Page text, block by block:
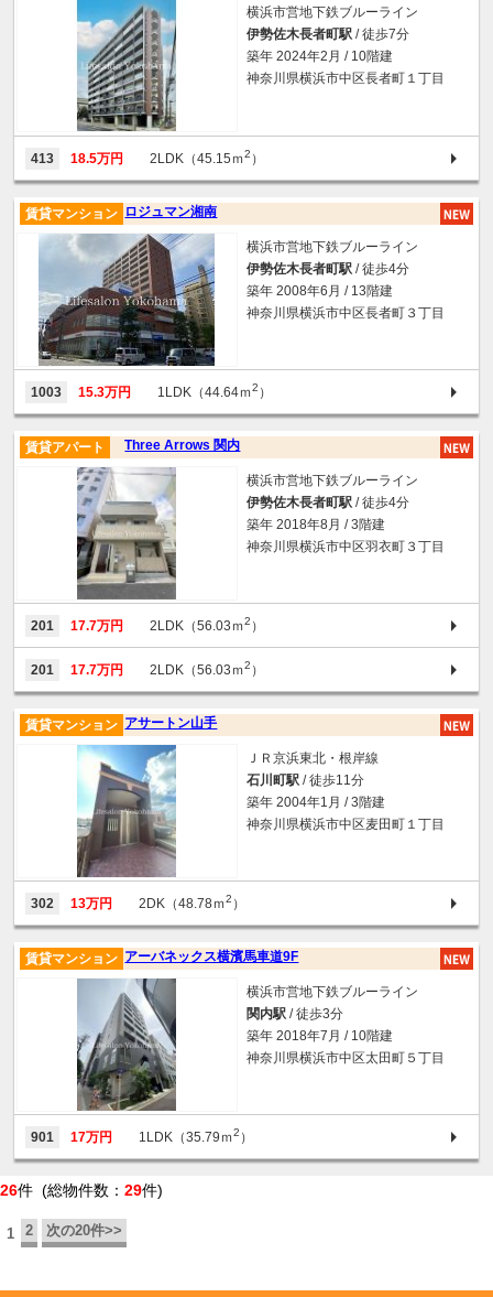
横浜市営地下鉄ブルーライン
伊勢佐木長者町駅 / 徒歩7分
築年 2024年2月 / 10階建
神奈川県横浜市中区長者町１丁目
413 18.5万円 2LDK（45.15ｍ2 ）
ロジュマン湘南
賃貸マンション
横浜市営地下鉄ブルーライン
伊勢佐木長者町駅 / 徒歩4分
築年 2008年6月 / 13階建
神奈川県横浜市中区長者町３丁目
1003 15.3万円 1LDK（44.64ｍ2 ）
Three Arrows 関内
賃貸アパート
横浜市営地下鉄ブルーライン
伊勢佐木長者町駅 / 徒歩4分
築年 2018年8月 / 3階建
神奈川県横浜市中区羽衣町３丁目
201 17.7万円 2LDK（56.03ｍ2 ）
201 17.7万円 2LDK（56.03ｍ2 ）
アサートン山手
賃貸マンション
ＪＲ京浜東北・根岸線
石川町駅 / 徒歩11分
築年 2004年1月 / 3階建
神奈川県横浜市中区麦田町１丁目
302 13万円 2DK（48.78ｍ2 ）
アーバネックス横濱馬車道9F
賃貸マンション
横浜市営地下鉄ブルーライン
関内駅 / 徒歩3分
築年 2018年7月 / 10階建
神奈川県横浜市中区太田町５丁目
901 17万円 1LDK（35.79ｍ2 ）
26件 (総物件数： 29件)
1 2 次の20件>>